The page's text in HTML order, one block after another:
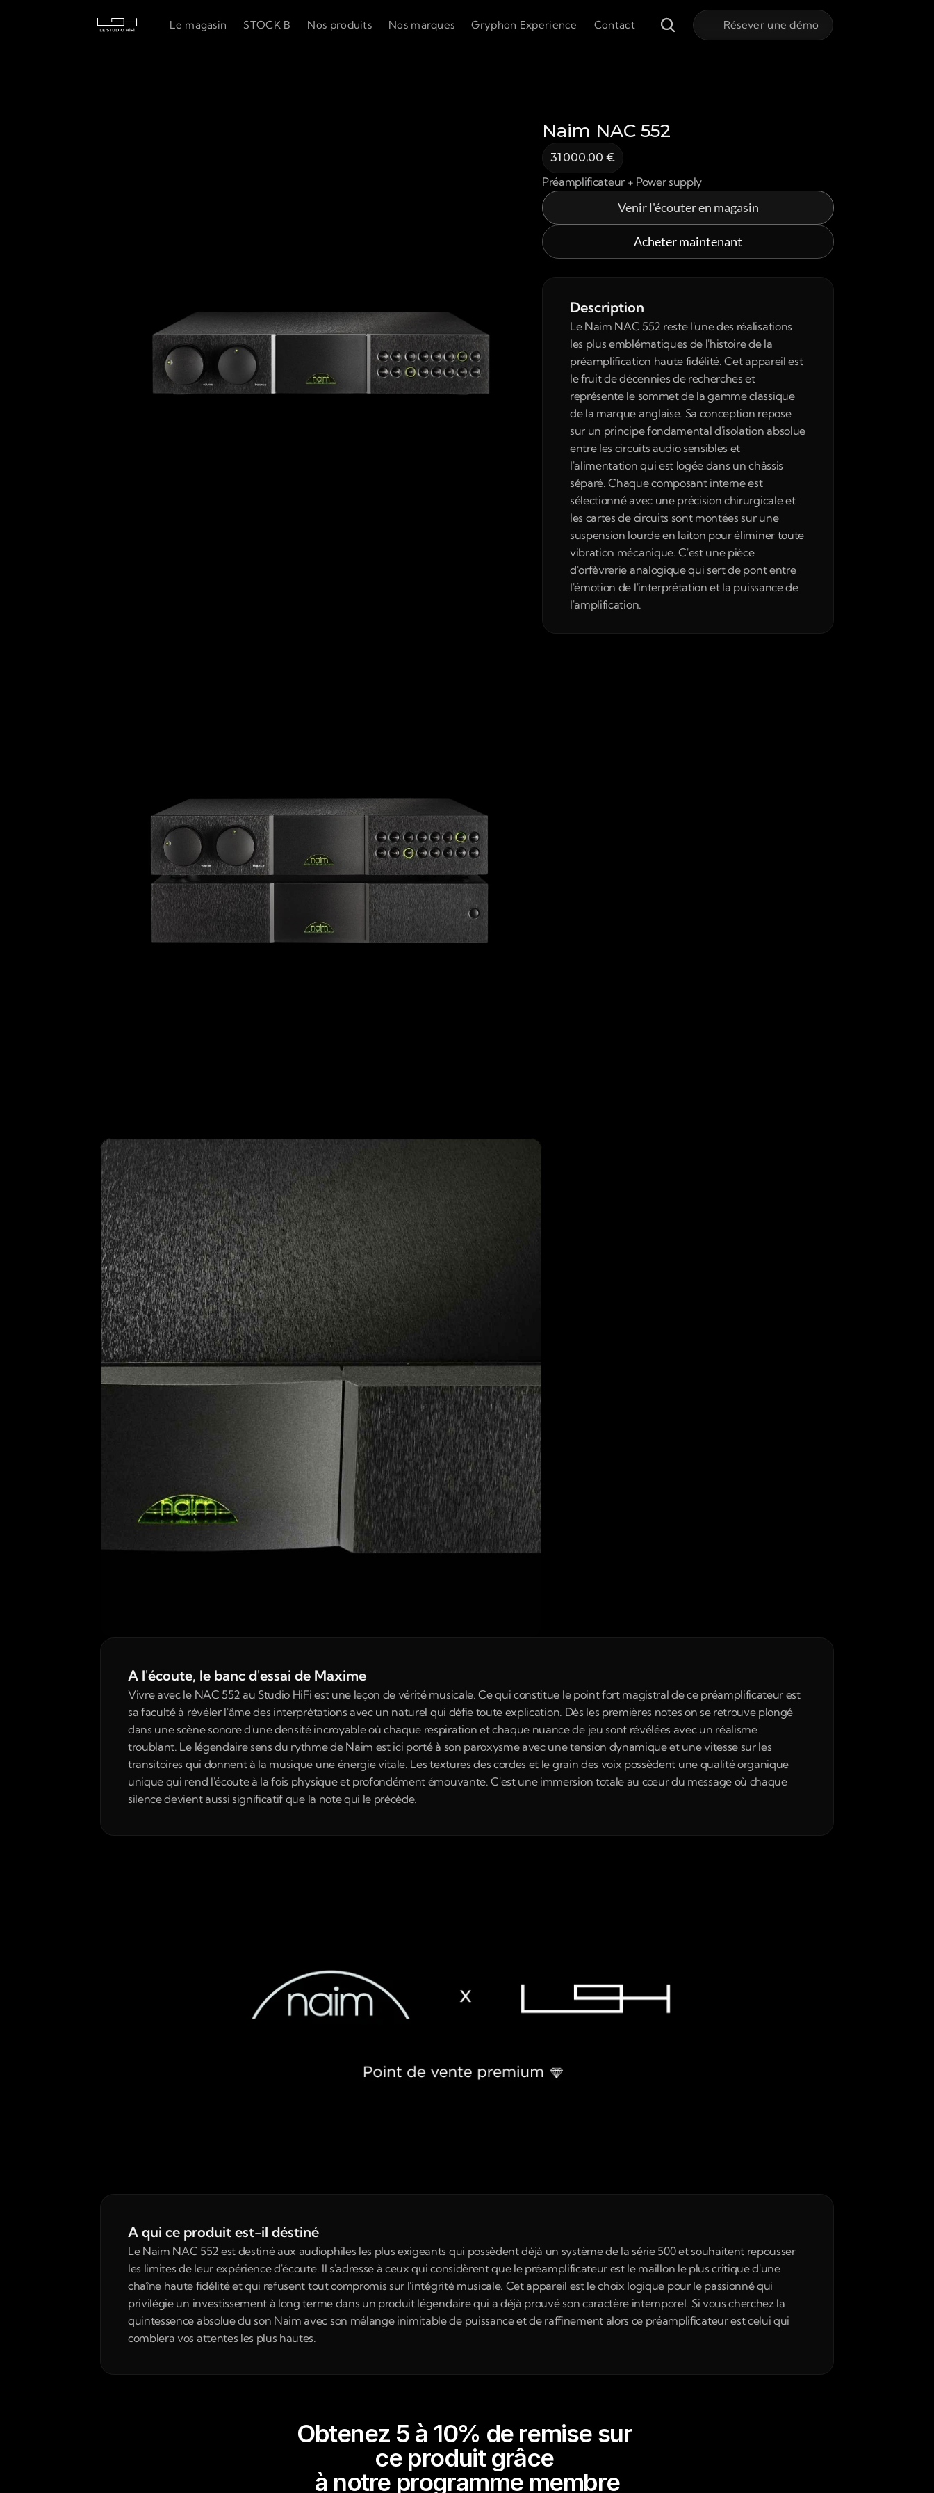
Naim NAC 552
31 000,00 €
Préamplificateur + Power supply
Venir l'écouter en magasin
Acheter maintenant
Description
Le Naim NAC 552 reste l'une des réalisations
les plus emblématiques de l'histoire de la
préamplification haute fidélité. Cet appareil est
le fruit de décennies de recherches et
représente le sommet de la gamme classique
de la marque anglaise. Sa conception repose
sur un principe fondamental d'isolation absolue
entre les circuits audio sensibles et
l'alimentation qui est logée dans un châssis
séparé. Chaque composant interne est
sélectionné avec une précision chirurgicale et
les cartes de circuits sont montées sur une
suspension lourde en laiton pour éliminer toute
vibration mécanique. C'est une pièce
d'orfèvrerie analogique qui sert de pont entre
l'émotion de l'interprétation et la puissance de
l'amplification.
A l'écoute, le banc d'essai de Maxime
Vivre avec le NAC 552 au Studio HiFi est une leçon de vérité musicale. Ce qui constitue le point fort magistral de ce préamplificateur est
sa faculté à révéler l'âme des interprétations avec un naturel qui défie toute explication. Dès les premières notes on se retrouve plongé
dans une scène sonore d'une densité incroyable où chaque respiration et chaque nuance de jeu sont révélées avec un réalisme
troublant. Le légendaire sens du rythme de Naim est ici porté à son paroxysme avec une tension dynamique et une vitesse sur les
transitoires qui donnent à la musique une énergie vitale. Les textures des cordes et le grain des voix possèdent une qualité organique
unique qui rend l'écoute à la fois physique et profondément émouvante. C'est une immersion totale au cœur du message où chaque
silence devient aussi significatif que la note qui le précède.
A qui ce produit est-il déstiné
Le Naim NAC 552 est destiné aux audiophiles les plus exigeants qui possèdent déjà un système de la série 500 et souhaitent repousser
les limites de leur expérience d'écoute. Il s'adresse à ceux qui considèrent que le préamplificateur est le maillon le plus critique d'une
chaîne haute fidélité et qui refusent tout compromis sur l'intégrité musicale. Cet appareil est le choix logique pour le passionné qui
privilégie un investissement à long terme dans un produit légendaire qui a déjà prouvé son caractère intemporel. Si vous cherchez la
quintessence absolue du son Naim avec son mélange inimitable de puissance et de raffinement alors ce préamplificateur est celui qui
comblera vos attentes les plus hautes.
Obtenez 5 à 10% de remise sur
ce produit grâce
à notre programme membre
Le magasin STOCK B Nos produits Nos marques Gryphon Experience Contact Résever une démo